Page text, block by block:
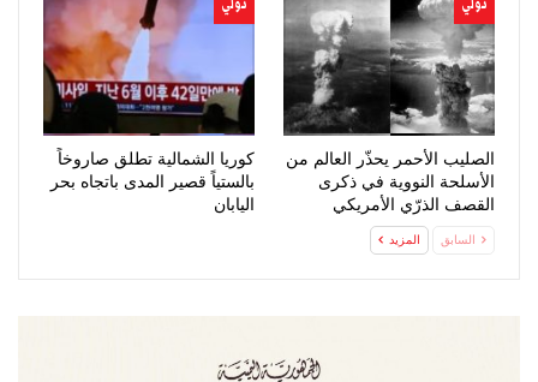
الصليب الأحمر يحذّر العالم من
الأسلحة النووية في ذكرى
القصف الذرّي الأمريكي
لهيروشيما
كوريا الشمالية تطلق صاروخاً
بالستياً قصير المدى باتجاه بحر
اليابان
السابق المزيد